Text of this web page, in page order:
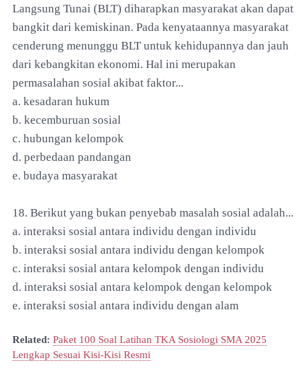
Langsung Tunai (BLT) diharapkan masyarakat akan dapat
bangkit dari kemiskinan. Pada kenyataannya masyarakat
cenderung menunggu BLT untuk kehidupannya dan jauh
dari kebangkitan ekonomi. Hal ini merupakan
permasalahan sosial akibat faktor...
a. kesadaran hukum
b. kecemburuan sosial
c. hubungan kelompok
d. perbedaan pandangan
e. budaya masyarakat
18. Berikut yang bukan penyebab masalah sosial adalah...
a. interaksi sosial antara individu dengan individu
b. interaksi sosial antara individu dengan kelompok
c. interaksi sosial antara kelompok dengan individu
d. interaksi sosial antara kelompok dengan kelompok
e. interaksi sosial antara individu dengan alam
Related: Paket 100 Soal Latihan TKA Sosiologi SMA 2025
Lengkap Sesuai Kisi-Kisi Resmi